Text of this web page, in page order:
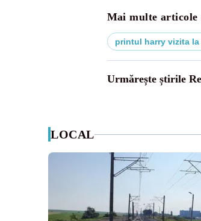
Mai multe articole
printul harry vizita
Urmărește știrile
LOCAL